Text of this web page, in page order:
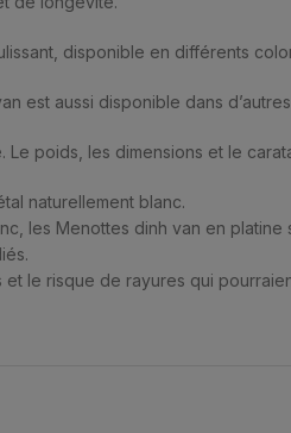
disponible en différents
est aussi disponible dans
Le poids, les dimensions et le
naturellement blanc.
les Menottes dinh van en
et le risque de rayures qui